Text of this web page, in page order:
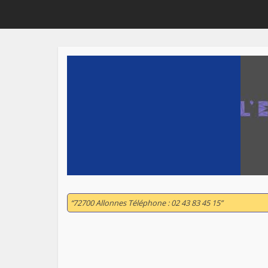
“72700 Allonnes Téléphone : 02 43 83 45 15”